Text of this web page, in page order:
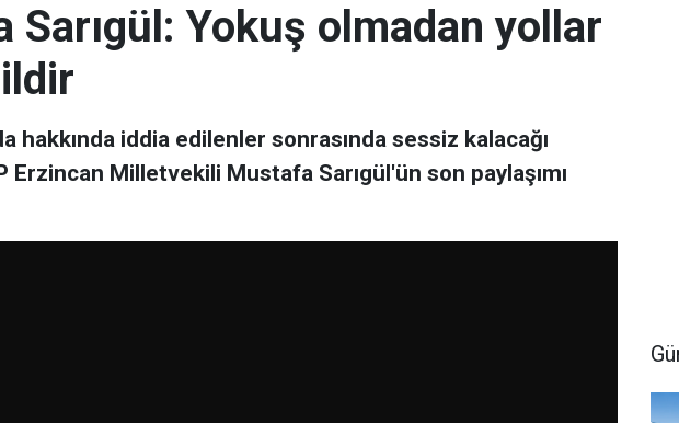
Sarıgül: Yokuş olmadan yollar
hakkında iddia edilenler sonrasında sessiz kalacağı
Erzincan Milletvekili Mustafa Sarıgül'ün son paylaşımı